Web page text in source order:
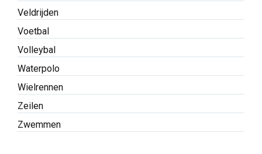
Veldrijden
Voetbal
Volleybal
Waterpolo
Wielrennen
Zeilen
Zwemmen